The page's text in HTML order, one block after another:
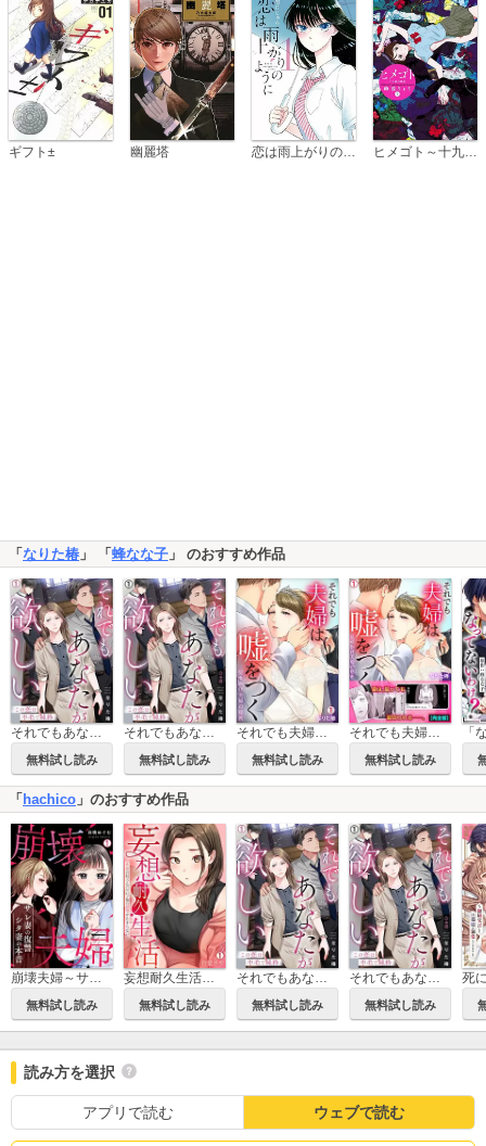
ギフト± 幽麗塔 恋は雨上がりのように ヒメゴト～十九歳の制服～
「 なりた椿 」 「 蜂なな子 」 のおすすめ作品
それでもあなたが欲しい～この恋は不毛で純粋～
無料試し読み
それでもあなたが欲しい～この恋は不毛で純粋～【合本版】
無料試し読み
それでも夫婦は嘘をつく～見せかけ夫婦の秘密～
無料試し読み
それでも夫婦は嘘をつく～見せかけ夫婦の秘密～【完全版】
無料試し読み
「 hachico 」のおすすめ作品
無料試し読み 無料試し読み
それでもあなたが欲しい～この恋は不毛で純粋～
無料試し読み
それでもあなたが欲しい～この恋は不毛で純粋～【合本版】
無料試し読み
読み方を選択
アプリで読む ウェブで読む